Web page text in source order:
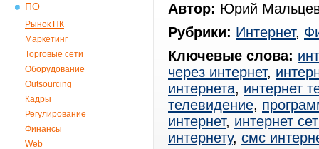
ПО
Рынок ПК
Маркетинг
Торговые сети
Оборудование
Outsourcing
Кадры
Регулирование
Финансы
Web
Автор: Юрий
Рубрики: Интернет,
Ключевые слова:
через интернет,
интернета, интернет
телевидение,
интернет, интернет
интернету, смс